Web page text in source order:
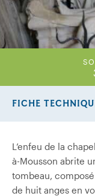
L’enfeu de la
à-Mousson abrite
tombeau,
de huit anges en
FICHE